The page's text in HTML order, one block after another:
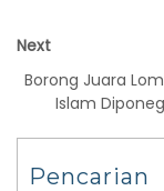
Next
Borong Juara
Islam
Pencarian